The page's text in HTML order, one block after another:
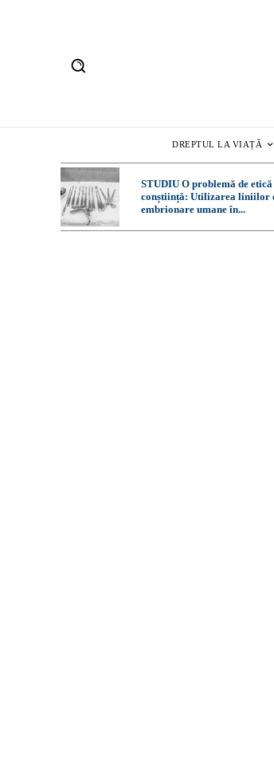
DREPTUL LA VIAȚĂ
STUDIU O problemă de etică
conștiință: Utilizarea liniilor
embrionare umane în...